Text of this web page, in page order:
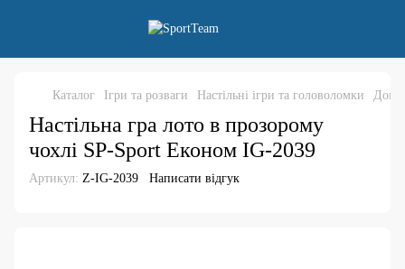
Каталог Ігри та розваги Настільні ігри та головоломки
Настільна гра лото в прозорому
чохлі SP-Sport Економ IG-2039
Артикул: Z-IG-2039 Написати відгук